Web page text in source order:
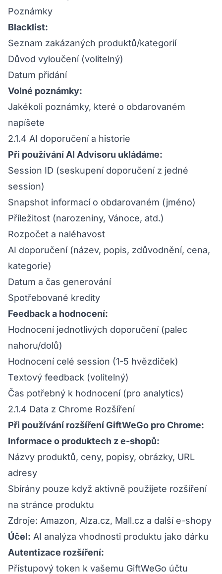
Poznámky
Blacklist:
Seznam zakázaných produktů/kategorií
Důvod vyloučení (volitelný)
Datum přidání
Volné poznámky:
Jakékoli poznámky, které o obdarovaném
napíšete
2.1.4 AI doporučení a historie
Při používání AI Advisoru ukládáme:
Session ID (seskupení doporučení z jedné
session)
Snapshot informací o obdarovaném (jméno)
Příležitost (narozeniny, Vánoce, atd.)
Rozpočet a naléhavost
AI doporučení (název, popis, zdůvodnění, cena,
kategorie)
Datum a čas generování
Spotřebované kredity
Feedback a hodnocení:
Hodnocení jednotlivých doporučení (palec
nahoru/dolů)
Hodnocení celé session (1-5 hvězdiček)
Textový feedback (volitelný)
Čas potřebný k hodnocení (pro analytics)
2.1.4 Data z Chrome Rozšíření
Při používání rozšíření GiftWeGo pro Chrome:
Informace o produktech z e-shopů:
Názvy produktů, ceny, popisy, obrázky, URL
adresy
Sbírány pouze když aktivně použijete rozšíření
na stránce produktu
Zdroje: Amazon, Alza.cz, Mall.cz a další e-shopy
Účel: AI analýza vhodnosti produktu jako dárku
Autentizace rozšíření:
Přístupový token k vašemu GiftWeGo účtu